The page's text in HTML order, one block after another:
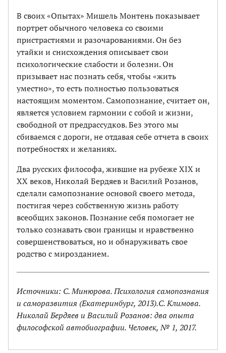
В своих «Опытах» Мишель Монтень показывает
портрет обычного человека со своими
пристрастиями и разочарованиями. Он без
утайки и снисхождения описывает свои
психологические слабости и болезни. Он
призывает нас познать себя, чтобы «жить
уместно», то есть полностью пользоваться
настоящим моментом. Самопознание, считает он,
является условием гармонии с собой и жизни,
свободной от предрассудков. Без этого мы
сбиваемся с дороги, не отдавая себе отчета в своих
потребностях и желаниях.
Два русских философа, жившие на рубеже XIX и
XX веков, Николай Бердяев и Василий Розанов,
сделали самопознание основой своего метода,
постигая через собственную жизнь работу
всеобщих законов. Познание себя помогает не
только сознавать свои границы и нравственно
совершенствоваться, но и обнаруживать свое
родство с мирозданием.
Источники: С. Минюрова. Психология самопознания
и саморазвития (Екатеринбург, 2013).С. Климова.
Николай Бердяев и Василий Розанов: два опыта
философской автобиографии. Человек, № 1, 2017.